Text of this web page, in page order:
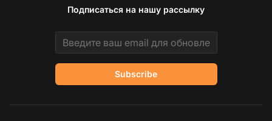
Подписаться на нашу рассылку
Email address
Subscribe